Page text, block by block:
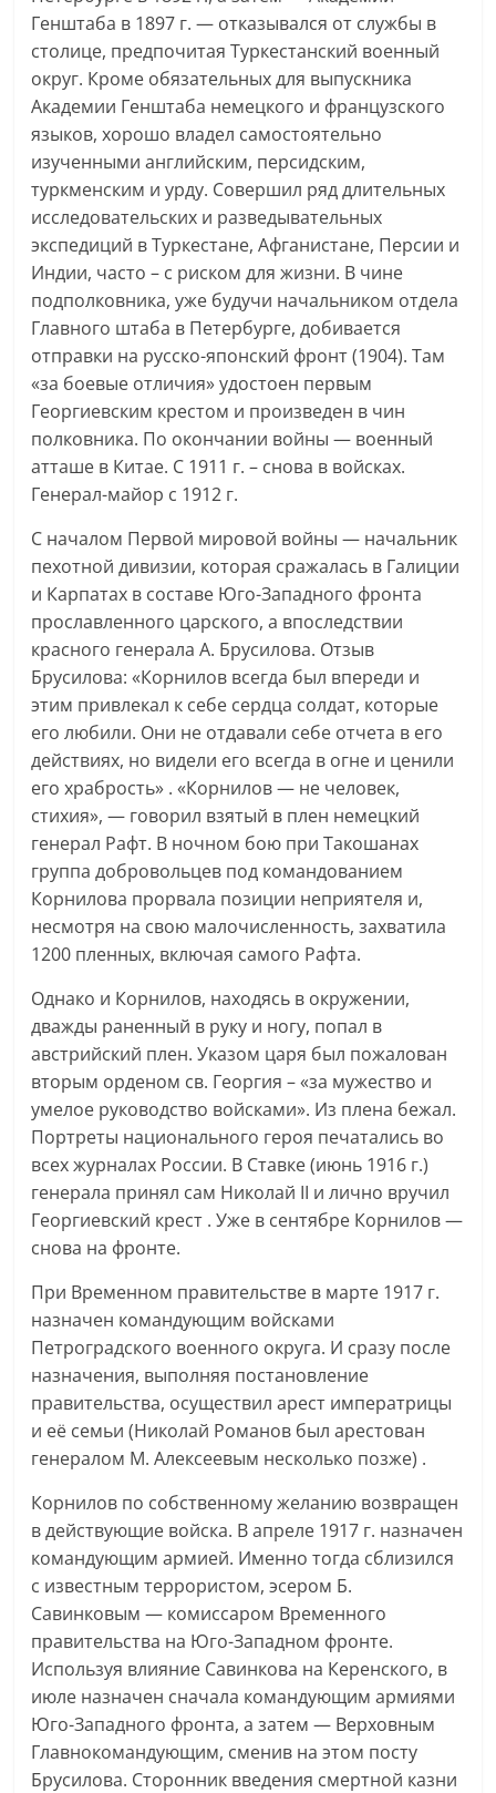
Генштаба в 1897 г. — отказывался от службы в
столице, предпочитая Туркестанский военный
округ. Кроме обязательных для выпускника
Академии Генштаба немецкого и французского
языков, хорошо владел самостоятельно
изученными английским, персидским,
туркменским и урду. Совершил ряд длительных
исследовательских и разведывательных
экспедиций в Туркестане, Афганистане, Персии и
Индии, часто – с риском для жизни. В чине
подполковника, уже будучи начальником отдела
Главного штаба в Петербурге, добивается
отправки на русско-японский фронт (1904). Там
«за боевые отличия» удостоен первым
Георгиевским крестом и произведен в чин
полковника. По окончании войны — военный
атташе в Китае. С 1911 г. – снова в войсках.
Генерал-майор с 1912 г.
С началом Первой мировой войны — начальник
пехотной дивизии, которая сражалась в Галиции
и Карпатах в составе Юго-Западного фронта
прославленного царского, а впоследствии
красного генерала А. Брусилова. Отзыв
Брусилова: «Корнилов всегда был впереди и
этим привлекал к себе сердца солдат, которые
его любили. Они не отдавали себе отчета в его
действиях, но видели его всегда в огне и ценили
его храбрость» . «Корнилов — не человек,
стихия», — говорил взятый в плен немецкий
генерал Рафт. В ночном бою при Такошанах
группа добровольцев под командованием
Корнилова прорвала позиции неприятеля и,
несмотря на свою малочисленность, захватила
1200 пленных, включая самого Рафта.
Однако и Корнилов, находясь в окружении,
дважды раненный в руку и ногу, попал в
австрийский плен. Указом царя был пожалован
вторым орденом св. Георгия – «за мужество и
умелое руководство войсками». Из плена бежал.
Портреты национального героя печатались во
всех журналах России. В Ставке (июнь 1916 г.)
генерала принял сам Николай II и лично вручил
Георгиевский крест . Уже в сентябре Корнилов —
снова на фронте.
При Временном правительстве в марте 1917 г.
назначен командующим войсками
Петроградского военного округа. И сразу после
назначения, выполняя постановление
правительства, осуществил арест императрицы
и её семьи (Николай Романов был арестован
генералом М. Алексеевым несколько позже) .
Корнилов по собственному желанию возвращен
в действующие войска. В апреле 1917 г. назначен
командующим армией. Именно тогда сблизился
с известным террористом, эсером Б.
Савинковым — комиссаром Временного
правительства на Юго-Западном фронте.
Используя влияние Савинкова на Керенского, в
июле назначен сначала командующим армиями
Юго-Западного фронта, а затем — Верховным
Главнокомандующим, сменив на этом посту
Брусилова. Сторонник введения смертной казни